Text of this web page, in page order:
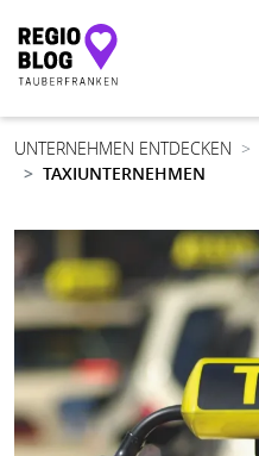
Hauptnavigation
UNTERNEHMEN ENTDECKEN
TAXIUNTERNEHMEN